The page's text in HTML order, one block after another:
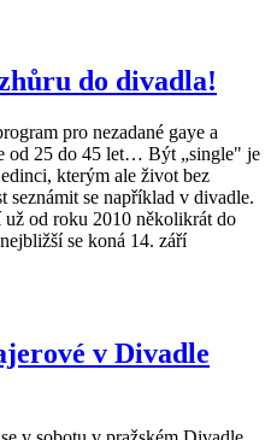
do divadla!
pro nezadané gaye a
od 25 do 45 let… Být „single" je
kterým ale život bez
seznámit se například v divadle.
už od roku 2010 několikrát do
se koná 14. září
v Divadle